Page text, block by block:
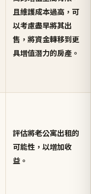
且維護成本過高，可
以考慮盡早將其出
售，將資金轉移到更
具增值潛力的房產。
評估將老公寓出租的
可能性，以增加收
益。